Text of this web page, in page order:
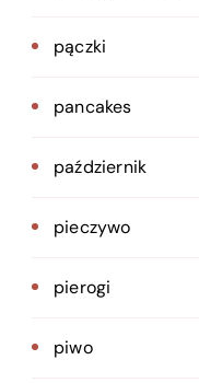
pączki
pancakes
październik
pieczywo
pierogi
piwo